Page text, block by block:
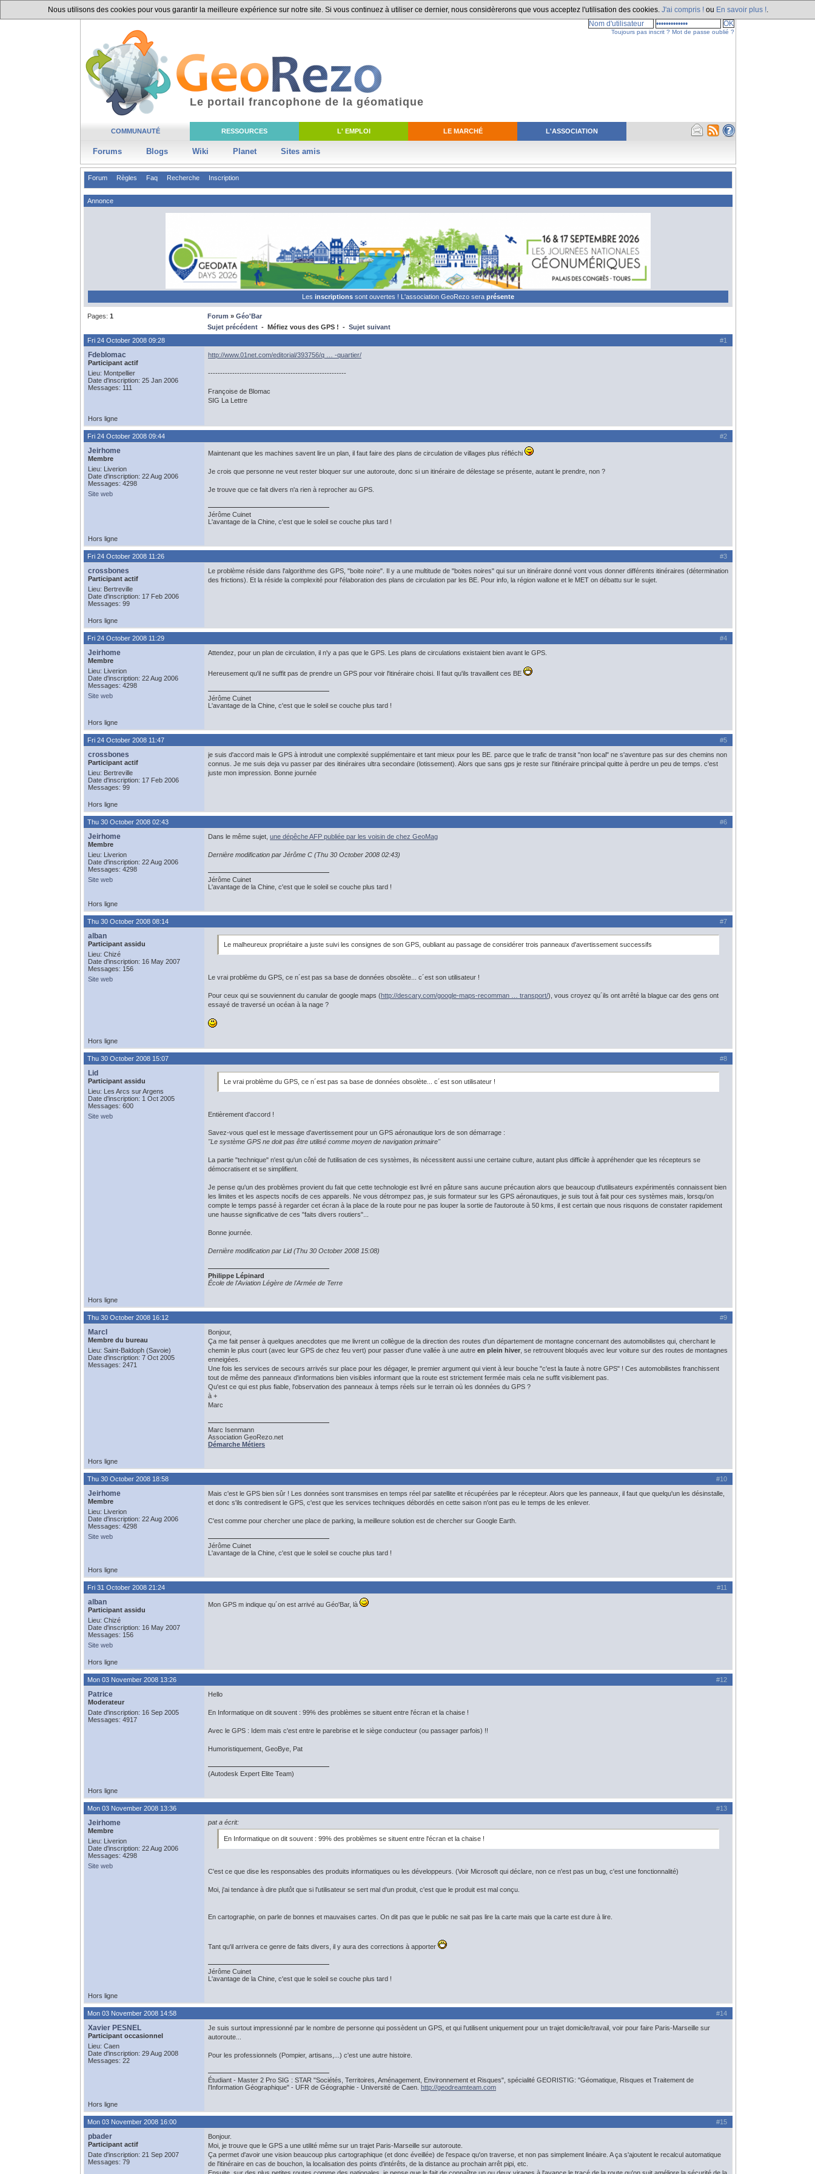
Nous utilisons des cookies pour vous garantir la meilleure expérience sur notre site. Si vous continuez à utiliser ce dernier, nous considèrerons que vous acceptez l'utilisation des cookies. J'ai compris ! ou En savoir plus !
COMMUNAUTÉ RESSOURCES L' EMPLOI LE MARCHÉ L'ASSOCIATION
Forums Blogs Wiki Planet Sites amis
Le portail francophone de la géomatique
Toujours pas inscrit ? Mot de passe oublié ?
Forum Règles Faq Recherche Inscription
Annonce
Les inscriptions sont ouvertes ! L'association GeoRezo sera présente
Pages: 1 Forum » Géo'Bar
Sujet précédent - Méfiez vous des GPS ! - Sujet suivant
#1
Fri 24 October 2008 09:28
Fdeblomac
Participant actif
Lieu: Montpellier
Date d'inscription: 25 Jan 2006
Messages: 111
http://www.01net.com/editorial/393756/q … -quartier/
---------------------------------------------------------
Françoise de Blomac
SIG La Lettre
Hors ligne
#2
Fri 24 October 2008 09:44
Jeirhome
Membre
Lieu: Liverion
Date d'inscription: 22 Aug 2006
Messages: 4298
Site web
Maintenant que les machines savent lire un plan, il faut faire des plans de circulation de villages plus réfléchi
Je crois que personne ne veut rester bloquer sur une autoroute, donc si un itinéraire de délestage se présente, autant le prendre, non ?
Je trouve que ce fait divers n'a rien à reprocher au GPS.
Jérôme Cuinet
L'avantage de la Chine, c'est que le soleil se couche plus tard !
Hors ligne
#3
Fri 24 October 2008 11:26
crossbones
Participant actif
Lieu: Bertreville
Date d'inscription: 17 Feb 2006
Messages: 99
Le problème réside dans l'algorithme des GPS, "boite noire". Il y a une multitude de "boites noires" qui sur un itinéraire donné vont vous donner différents itinéraires (détermination
des frictions). Et la réside la complexité pour l'élaboration des plans de circulation par les BE. Pour info, la région wallone et le MET on débattu sur le sujet.
Hors ligne
#4
Fri 24 October 2008 11:29
Jeirhome
Membre
Lieu: Liverion
Date d'inscription: 22 Aug 2006
Messages: 4298
Site web
Attendez, pour un plan de circulation, il n'y a pas que le GPS. Les plans de circulations existaient bien avant le GPS.
Hereusement qu'il ne suffit pas de prendre un GPS pour voir l'itinéraire choisi. Il faut qu'ils travaillent ces BE
Jérôme Cuinet
L'avantage de la Chine, c'est que le soleil se couche plus tard !
Hors ligne
#5
Fri 24 October 2008 11:47
crossbones
Participant actif
Lieu: Bertreville
Date d'inscription: 17 Feb 2006
Messages: 99
je suis d'accord mais le GPS à introduit une complexité supplémentaire et tant mieux pour les BE. parce que le trafic de transit "non local" ne s'aventure pas sur des chemins non
connus. Je me suis deja vu passer par des itinéraires ultra secondaire (lotissement). Alors que sans gps je reste sur l'itinéraire principal quitte à perdre un peu de temps. c'est
juste mon impression. Bonne journée
Hors ligne
#6
Thu 30 October 2008 02:43
Jeirhome
Membre
Lieu: Liverion
Date d'inscription: 22 Aug 2006
Messages: 4298
Site web
Dans le même sujet, une dépêche AFP publiée par les voisin de chez GeoMag
Dernière modification par Jérôme C (Thu 30 October 2008 02:43)
Jérôme Cuinet
L'avantage de la Chine, c'est que le soleil se couche plus tard !
Hors ligne
#7
Thu 30 October 2008 08:14
alban
Participant assidu
Lieu: Chizé
Date d'inscription: 16 May 2007
Messages: 156
Site web
Le malheureux propriétaire a juste suivi les consignes de son GPS, oubliant au passage de considérer trois panneaux d'avertissement successifs
Le vrai problème du GPS, ce n´est pas sa base de données obsolète... c´est son utilisateur !
Pour ceux qui se souviennent du canular de google maps (http://descary.com/google-maps-recomman … transport/), vous croyez qu´ils ont arrêté la blague car des gens ont
essayé de traversé un océan à la nage ?
Hors ligne
#8
Thu 30 October 2008 15:07
Lid
Participant assidu
Lieu: Les Arcs sur Argens
Date d'inscription: 1 Oct 2005
Messages: 600
Site web
Le vrai problème du GPS, ce n´est pas sa base de données obsolète... c´est son utilisateur !
Entièrement d'accord !
Savez-vous quel est le message d'avertissement pour un GPS aéronautique lors de son démarrage :
"Le système GPS ne doit pas être utilisé comme moyen de navigation primaire"
La partie "technique" n'est qu'un côté de l'utilisation de ces systèmes, ils nécessitent aussi une certaine culture, autant plus difficile à appréhender que les récepteurs se
démocratisent et se simplifient.
Je pense qu'un des problèmes provient du fait que cette technologie est livré en pâture sans aucune précaution alors que beaucoup d'utilisateurs expérimentés connaissent bien
les limites et les aspects nocifs de ces appareils. Ne vous détrompez pas, je suis formateur sur les GPS aéronautiques, je suis tout à fait pour ces systèmes mais, lorsqu'on
compte le temps passé à regarder cet écran à la place de la route pour ne pas louper la sortie de l'autoroute à 50 kms, il est certain que nous risquons de constater rapidement
une hausse significative de ces "faits divers routiers"...
Bonne journée.
Dernière modification par Lid (Thu 30 October 2008 15:08)
Philippe Lépinard
École de l'Aviation Légère de l'Armée de Terre
Hors ligne
#9
Thu 30 October 2008 16:12
MarcI
Membre du bureau
Lieu: Saint-Baldoph (Savoie)
Date d'inscription: 7 Oct 2005
Messages: 2471
Bonjour,
Ça me fait penser à quelques anecdotes que me livrent un collègue de la direction des routes d'un département de montagne concernant des automobilistes qui, cherchant le
chemin le plus court (avec leur GPS de chez feu vert) pour passer d'une vallée à une autre en plein hiver , se retrouvent bloqués avec leur voiture sur des routes de montagnes
enneigées.
Une fois les services de secours arrivés sur place pour les dégager, le premier argument qui vient à leur bouche "c'est la faute à notre GPS" ! Ces automobilistes franchissent
tout de même des panneaux d'informations bien visibles informant que la route est strictement fermée mais cela ne suffit visiblement pas.
Qu'est ce qui est plus fiable, l'observation des panneaux à temps réels sur le terrain où les données du GPS ?
à +
Marc
Marc Isenmann
Association GeoRezo.net
Démarche Métiers
Hors ligne
#10
Thu 30 October 2008 18:58
Jeirhome
Membre
Lieu: Liverion
Date d'inscription: 22 Aug 2006
Messages: 4298
Site web
Mais c'est le GPS bien sûr ! Les données sont transmises en temps réel par satellite et récupérées par le récepteur. Alors que les panneaux, il faut que quelqu'un les désinstalle,
et donc s'ils contredisent le GPS, c'est que les services techniques débordés en cette saison n'ont pas eu le temps de les enlever.
C'est comme pour chercher une place de parking, la meilleure solution est de chercher sur Google Earth.
Jérôme Cuinet
L'avantage de la Chine, c'est que le soleil se couche plus tard !
Hors ligne
#11
Fri 31 October 2008 21:24
alban
Participant assidu
Lieu: Chizé
Date d'inscription: 16 May 2007
Messages: 156
Site web
Mon GPS m indique qu´on est arrivé au Géo'Bar, là
Hors ligne
#12
Mon 03 November 2008 13:26
Patrice
Moderateur
Date d'inscription: 16 Sep 2005
Messages: 4917
Hello
En Informatique on dit souvent : 99% des problèmes se situent entre l'écran et la chaise !
Avec le GPS : Idem mais c'est entre le parebrise et le siège conducteur (ou passager parfois) !!
Humoristiquement, GeoBye, Pat
(Autodesk Expert Elite Team)
Hors ligne
#13
Mon 03 November 2008 13:36
Jeirhome
Membre
Lieu: Liverion
Date d'inscription: 22 Aug 2006
Messages: 4298
Site web
pat a écrit:
En Informatique on dit souvent : 99% des problèmes se situent entre l'écran et la chaise !
C'est ce que dise les responsables des produits informatiques ou les développeurs. (Voir Microsoft qui déclare, non ce n'est pas un bug, c'est une fonctionnalité)
Moi, j'ai tendance à dire plutôt que si l'utilisateur se sert mal d'un produit, c'est que le produit est mal conçu.
En cartographie, on parle de bonnes et mauvaises cartes. On dit pas que le public ne sait pas lire la carte mais que la carte est dure à lire.
Tant qu'il arrivera ce genre de faits divers, il y aura des corrections à apporter
Jérôme Cuinet
L'avantage de la Chine, c'est que le soleil se couche plus tard !
Hors ligne
#14
Mon 03 November 2008 14:58
Xavier PESNEL
Participant occasionnel
Lieu: Caen
Date d'inscription: 29 Aug 2008
Messages: 22
Je suis surtout impressionné par le nombre de personne qui possèdent un GPS, et qui l'utilisent uniquement pour un trajet domicile/travail, voir pour faire Paris-Marseille sur
autoroute...
Pour les professionnels (Pompier, artisans,...) c'est une autre histoire.
Étudiant - Master 2 Pro SIG : STAR "Sociétés, Territoires, Aménagement, Environnement et Risques", spécialité GEORISTIG: "Géomatique, Risques et Traitement de
l’Information Géographique" - UFR de Géographie - Université de Caen. http://geodreamteam.com
Hors ligne
#15
Mon 03 November 2008 16:00
pbader
Participant actif
Date d'inscription: 21 Sep 2007
Messages: 79
Bonjour.
Moi, je trouve que le GPS a une utilité même sur un trajet Paris-Marseille sur autoroute.
Ça permet d'avoir une vision beaucoup plus cartographique (et donc éveillée) de l'espace qu'on traverse, et non pas simplement linéaire. A ça s'ajoutent le recalcul automatique
de l'itinéraire en cas de bouchon, la localisation des points d'intérêts, de la distance au prochain arrêt pipi, etc.